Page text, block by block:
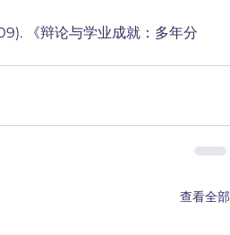
《辩论与学业成就：多年分
查看全部